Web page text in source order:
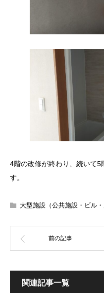
4階の改修が終わり、続いて5
す。
大型施設（公共施設・ビル・
関連記事一覧